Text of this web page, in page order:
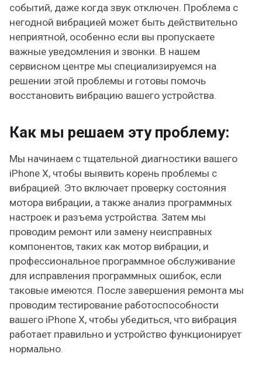
событий, даже когда звук отключен. Проблема с
негодной вибрацией может быть действительно
неприятной, особенно если вы пропускаете
важные уведомления и звонки. В нашем
сервисном центре мы специализируемся на
решении этой проблемы и готовы помочь
восстановить вибрацию вашего устройства.
Как мы решаем эту проблему:
Мы начинаем с тщательной диагностики вашего
iPhone X, чтобы выявить корень проблемы с
вибрацией. Это включает проверку состояния
мотора вибрации, а также анализ программных
настроек и разъема устройства. Затем мы
проводим ремонт или замену неисправных
компонентов, таких как мотор вибрации, и
профессиональное программное обслуживание
для исправления программных ошибок, если
таковые имеются. После завершения ремонта мы
проводим тестирование работоспособности
вашего iPhone X, чтобы убедиться, что вибрация
работает правильно и устройство функционирует
нормально.